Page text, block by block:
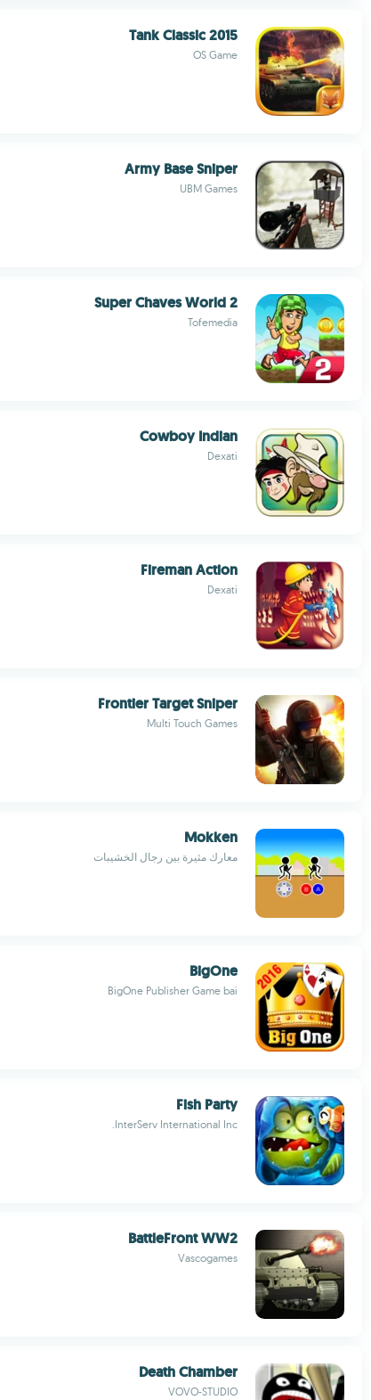
Tank Classic 2015
OS Game
Army Base Sniper
UBM Games
Super Chaves World 2
Tofemedia
Cowboy Indian
Dexati
Fireman Action
Dexati
Frontier Target Sniper
Multi Touch Games
Mokken
معارك مثيرة بين رجال الخشيبات
BigOne
BigOne Publisher Game bai
Fish Party
InterServ International Inc.
BattleFront WW2
Vascogames
Death Chamber
VOVO-STUDIO